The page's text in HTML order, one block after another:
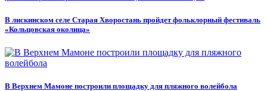
В лискинском селе Старая Хворостань пройдет фольклорный фестиваль
«Кольцовская околица»
В Верхнем Мамоне построили площадку для пляжного волейбола